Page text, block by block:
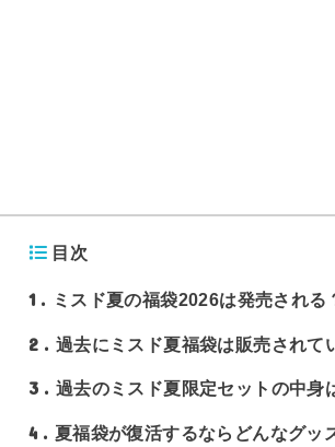
目次
1 ミスド夏の福袋2026は発売される
2 過去にミスド夏福袋は販売されて
3 過去のミスド夏限定セットの中身
4 夏福袋が復活するならどんなグッ